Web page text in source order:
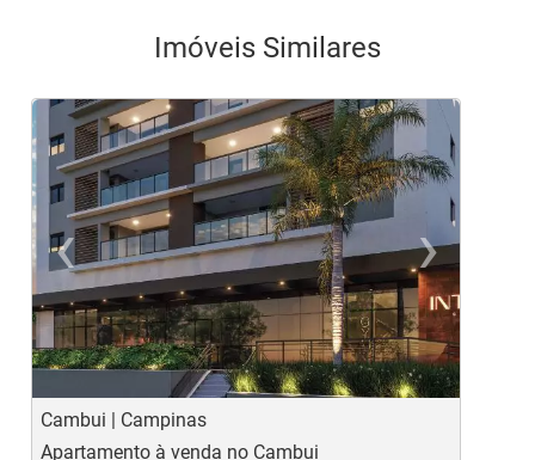
Imóveis Similares
‹
Previous
›
Cambui | Campinas
Apartamento à venda no Cambui